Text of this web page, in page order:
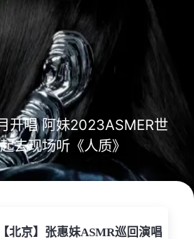
开唱 阿妹2023ASMER世
去现场听《人质》
【北京】张惠妹ASMR巡回演唱